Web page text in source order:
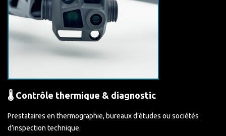
🌡️ Contrôle thermique & diagnostic
Prestataires en thermographie, bureaux d’études ou sociétés
d’inspection technique.